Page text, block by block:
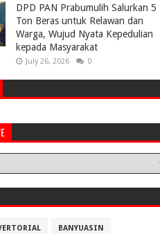
DPD PAN Prabumulih Salurkan 5
Ton Beras untuk Relawan dan
Warga, Wujud Nyata Kepedulian
kepada Masyarakat
July 26, 2026 0
BANYUASIN